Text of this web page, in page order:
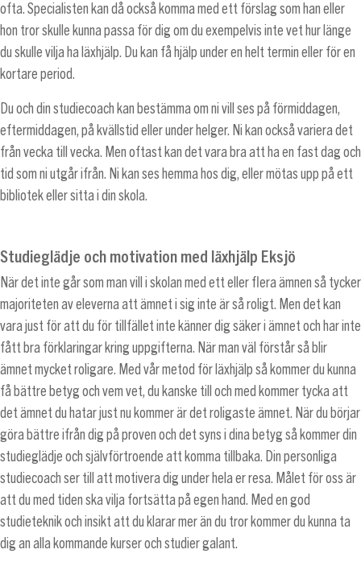
ofta. Specialisten kan då också komma med ett förslag som han eller
hon tror skulle kunna passa för dig om du exempelvis inte vet hur länge
du skulle vilja ha läxhjälp. Du kan få hjälp under en helt termin eller för en
kortare period.
Du och din studiecoach kan bestämma om ni vill ses på förmiddagen,
eftermiddagen, på kvällstid eller under helger. Ni kan också variera det
från vecka till vecka. Men oftast kan det vara bra att ha en fast dag och
tid som ni utgår ifrån. Ni kan ses hemma hos dig, eller mötas upp på ett
bibliotek eller sitta i din skola.
Studieglädje och motivation med läxhjälp Eksjö
När det inte går som man vill i skolan med ett eller flera ämnen så tycker
majoriteten av eleverna att ämnet i sig inte är så roligt. Men det kan
vara just för att du för tillfället inte känner dig säker i ämnet och har inte
fått bra förklaringar kring uppgifterna. När man väl förstår så blir
ämnet mycket roligare. Med vår metod för läxhjälp så kommer du kunna
få bättre betyg och vem vet, du kanske till och med kommer tycka att
det ämnet du hatar just nu kommer är det roligaste ämnet. När du börjar
göra bättre ifrån dig på proven och det syns i dina betyg så kommer din
studieglädje och självförtroende att komma tillbaka. Din personliga
studiecoach ser till att motivera dig under hela er resa. Målet för oss är
att du med tiden ska vilja fortsätta på egen hand. Med en god
studieteknik och insikt att du klarar mer än du tror kommer du kunna ta
dig an alla kommande kurser och studier galant.